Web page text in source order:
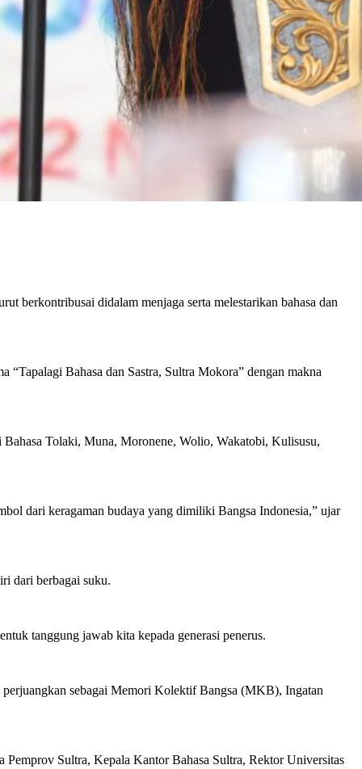
berkontribusai didalam menjaga serta melestarikan bahasa dan
“Tapalagi Bahasa dan Sastra, Sultra Mokora” dengan makna
Bahasa Tolaki, Muna, Moronene, Wolio, Wakatobi, Kulisusu,
dari keragaman budaya yang dimiliki Bangsa Indonesia,” ujar
dari berbagai suku.
tanggung jawab kita kepada generasi penerus.
perjuangkan sebagai Memori Kolektif Bangsa (MKB), Ingatan
Pemprov Sultra, Kepala Kantor Bahasa Sultra, Rektor Universitas